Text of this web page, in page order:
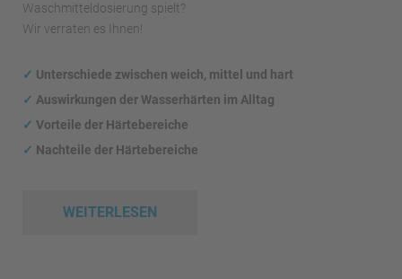
Waschmitteldosierung spielt?
Wir verraten es Ihnen!
✓ Unterschiede zwischen weich, mittel und hart
✓ Auswirkungen der Wasserhärten im Alltag
✓ Vorteile der Härtebereiche
✓ Nachteile der Härtebereiche
WEITERLESEN